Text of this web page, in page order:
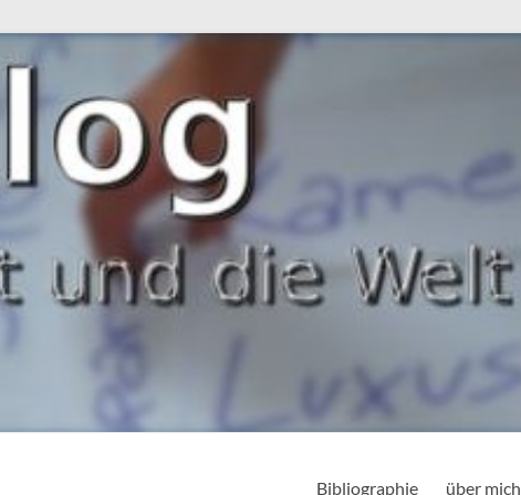
Bibliographie über mich